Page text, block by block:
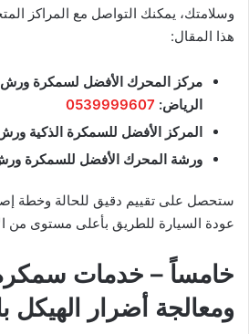
وسلامتك، يمكنك التواصل مع المراكز
هذا المقال:
مركز المحرك الأفضل لسمكرة ورش
الرياض: 0539999607
المركز الأفضل للسمكرة الذكية ورش
ورشة المحرك الأفضل للسمكرة ورش
ستحصل على تقييم دقيق للحالة وخطة
عودة السيارة للطريق بأعلى مستوى من
خامساً – خدمات
ومعالجة أضرار الهيكل